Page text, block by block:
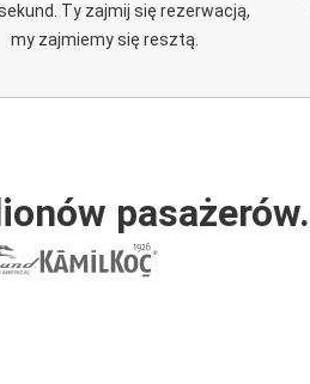
Ty zajmij się rezerwacją,
my zajmiemy się resztą.
pasażerów.